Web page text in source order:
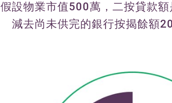
假設物業市值500萬，二按貸款
減去尚未供完的銀行按揭餘額